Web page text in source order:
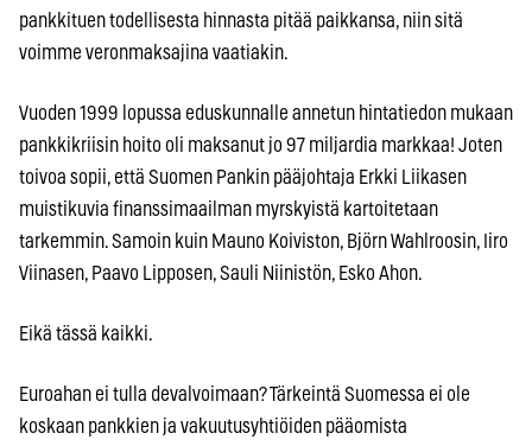
pankkituen todellisesta hinnasta pitää paikkansa, niin sitä
voimme veronmaksajina vaatiakin.
Vuoden 1999 lopussa eduskunnalle annetun hintatiedon mukaan
pankkikriisin hoito oli maksanut jo 97 miljardia markkaa! Joten
toivoa sopii, että Suomen Pankin pääjohtaja Erkki Liikasen
muistikuvia finanssimaailman myrskyistä kartoitetaan
tarkemmin. Samoin kuin Mauno Koiviston, Björn Wahlroosin, Iiro
Viinasen, Paavo Lipposen, Sauli Niinistön, Esko Ahon.
Eikä tässä kaikki.
Euroahan ei tulla devalvoimaan? Tärkeintä Suomessa ei ole
koskaan pankkien ja vakuutusyhtiöiden pääomista